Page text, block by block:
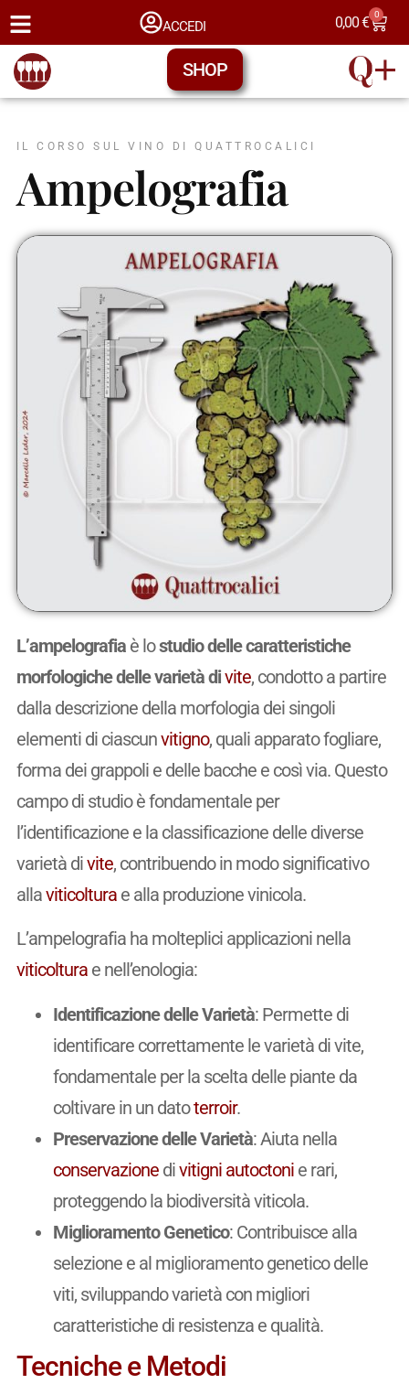
ACCEDI 0,00€ 0
SHOP
IL CORSO SUL VINO DI QUATTROCALICI
Ampelografia
L’ampelografiaè lostudio delle caratteristiche
morfologiche delle varietà divite, condotto a partire
dalla descrizione della morfologia dei singoli
elementi di ciascunvitigno, quali apparato fogliare,
forma dei grappoli e delle bacche e così via. Questo
campo di studio è fondamentale per
l’identificazione e la classificazione delle diverse
varietà divite, contribuendo in modo significativo
allaviticolturae alla produzione vinicola.
L’ampelografia ha molteplici applicazioni nella
viticolturae nell’enologia:
Identificazione delle Varietà: Permette di
identificare correttamente le varietà di vite,
fondamentale per la scelta delle piante da
coltivare in un datoterroir.
Preservazione delle Varietà: Aiuta nella
conservazionedivitigni autoctonie rari,
proteggendo la biodiversità viticola.
Miglioramento Genetico: Contribuisce alla
selezione e al miglioramento genetico delle
viti, sviluppando varietà con migliori
caratteristiche di resistenza e qualità.
Tecniche e Metodi